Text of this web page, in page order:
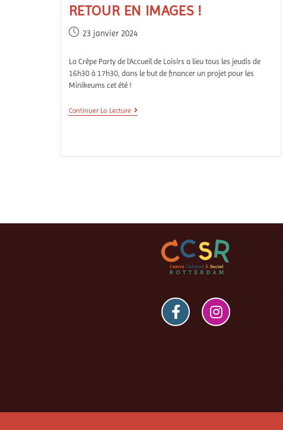
RETOUR EN IMAGES !
23 janvier 2024
La Crêpe Party de l'Accueil de Loisirs a lieu tous les jeudis de
16h30 à 17h30, dans le but de financer un projet pour les
Minikeums cet été !
Continuer La Lecture